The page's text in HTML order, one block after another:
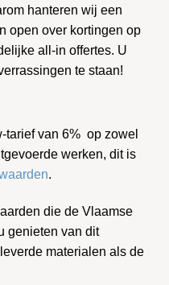
hanteren wij een
open over kortingen op
all-in offertes. U
te staan!
tarief van 6% op zowel
werken, dit is
.
die de Vlaamse
genieten van dit
materialen als de